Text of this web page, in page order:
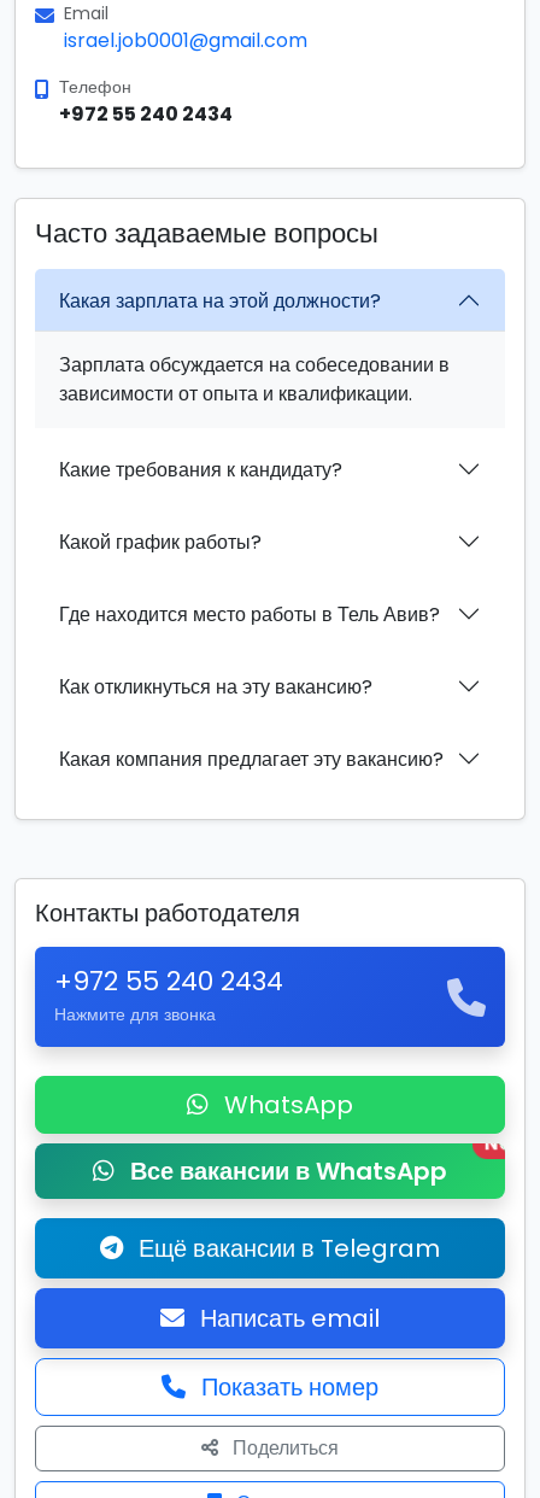
Email
israel.job0001@gmail.com
Телефон
+972 55 240 2434
Часто задаваемые вопросы
Какая зарплата на этой должности?
Зарплата обсуждается на собеседовании в
зависимости от опыта и квалификации.
Какие требования к кандидату?
Какой график работы?
Где находится место работы в Тель Авив?
Как откликнуться на эту вакансию?
Какая компания предлагает эту вакансию?
Контакты работодателя
+972 55 240 2434
Нажмите для звонка
WhatsApp
Все вакансии в WhatsApp
New
Ещё вакансии в Telegram
Написать email
Показать номер
Поделиться